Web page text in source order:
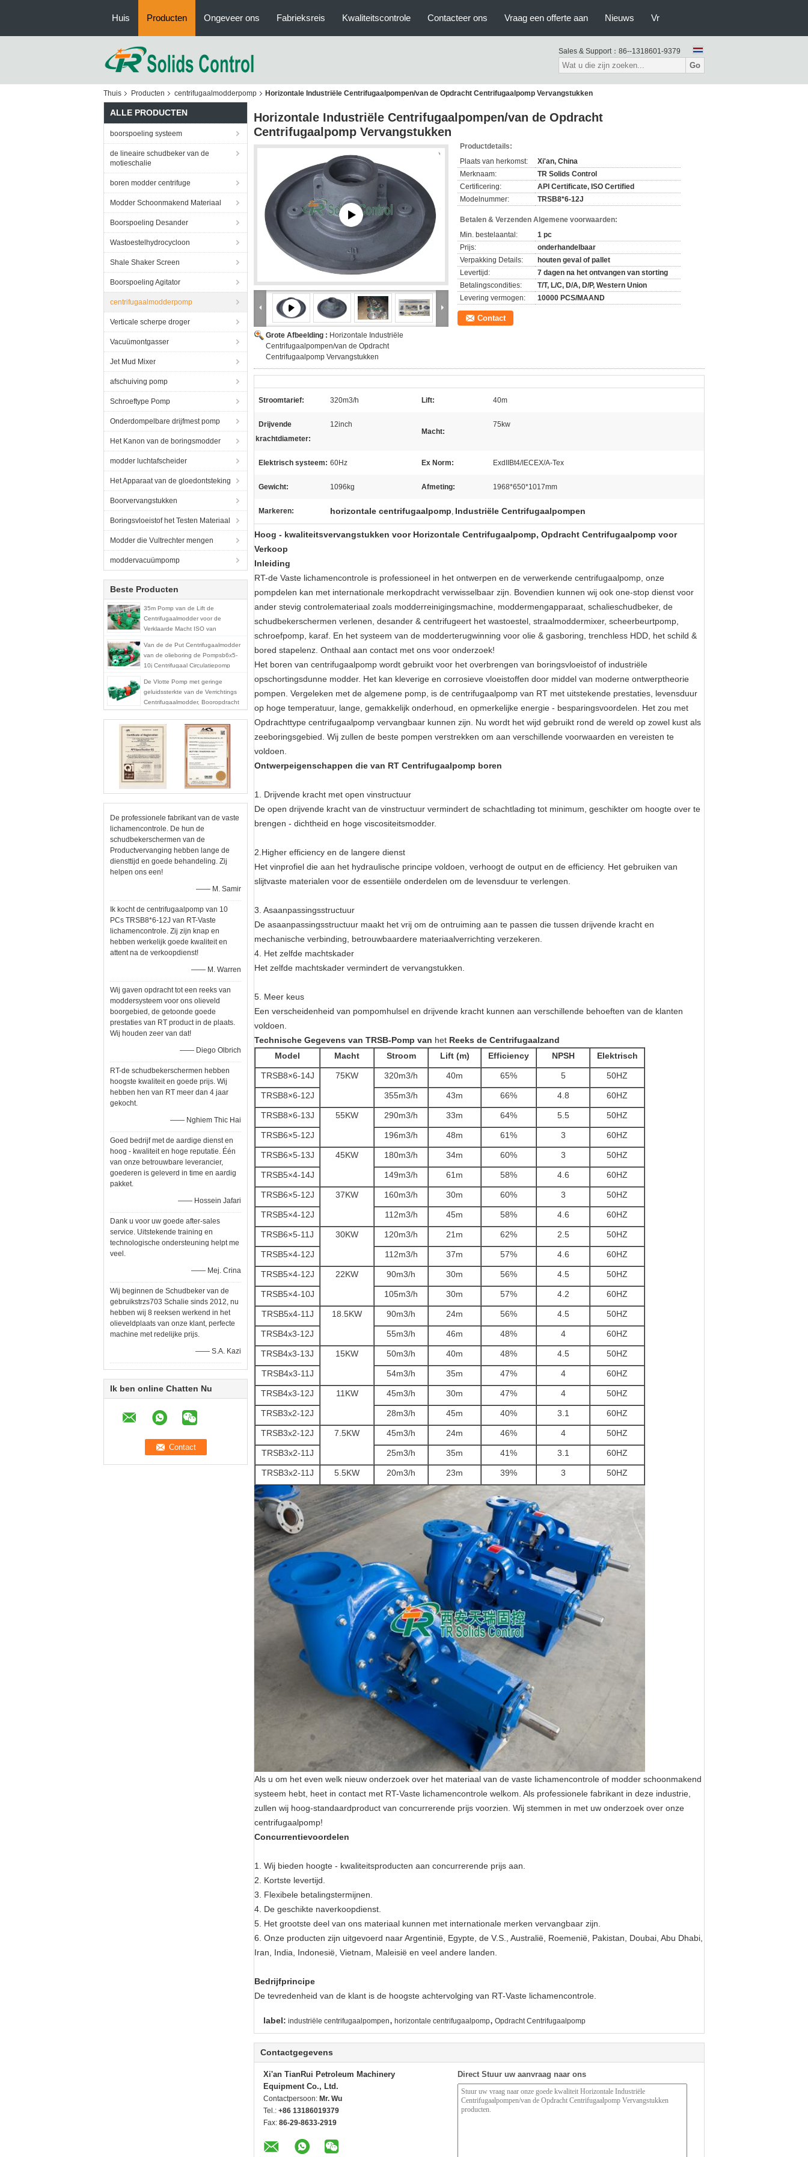
Huis Producten Ongeveer ons Fabrieksreis Kwaliteitscontrole Contacteer ons Vraag een offerte aan Nieuws Vr
Sales & Support： 86--1318601-9379
Go
Thuis Producten centrifugaalmodderpomp Horizontale Industriële Centrifugaalpompen/van de Opdracht Centrifugaalpomp Vervangstukken
ALLE PRODUCTEN
boorspoeling systeem
de lineaire schudbeker van de
motieschalie
boren modder centrifuge
Modder Schoonmakend Materiaal
Boorspoeling Desander
Wastoestelhydrocycloon
Shale Shaker Screen
Boorspoeling Agitator
centrifugaalmodderpomp
Verticale scherpe droger
Vacuümontgasser
Jet Mud Mixer
afschuiving pomp
Schroeftype Pomp
Onderdompelbare drijfmest pomp
Het Kanon van de boringsmodder
modder luchtafscheider
Het Apparaat van de gloedontsteking
Boorvervangstukken
Boringsvloeistof het Testen Materiaal
Modder die Vultrechter mengen
moddervacuümpomp
Beste Producten
35m Pomp van de Lift de
Centrifugaalmodder voor de
Verklaarde Macht ISO van
30kw
Van de de Put Centrifugaalmodder
van de olieboring de Pompsb6x5-
10j Centrifugaal Circulatiepomp
De Vlotte Pomp met geringe
geluidssterkte van de Verrichtings
Centrifugaalmodder, Booropdracht
Centrifugaalpomp
De professionele fabrikant van de vaste
lichamencontrole. De hun de
schudbekerschermen van de
Productvervanging hebben lange de
diensttijd en goede behandeling. Zij
helpen ons een!
—— M. Samir
Ik kocht de centrifugaalpomp van 10
PCs TRSB8*6-12J van RT-Vaste
lichamencontrole. Zij zijn knap en
hebben werkelijk goede kwaliteit en
attent na de verkoopdienst!
—— M. Warren
Wij gaven opdracht tot een reeks van
moddersysteem voor ons olieveld
boorgebied, de getoonde goede
prestaties van RT product in de plaats.
Wij houden zeer van dat!
—— Diego Olbrich
RT-de schudbekerschermen hebben
hoogste kwaliteit en goede prijs. Wij
hebben hen van RT meer dan 4 jaar
gekocht.
—— Nghiem Thic Hai
Goed bedrijf met de aardige dienst en
hoog - kwaliteit en hoge reputatie. Één
van onze betrouwbare leverancier,
goederen is geleverd in time en aardig
pakket.
—— Hossein Jafari
Dank u voor uw goede after-sales
service. Uitstekende training en
technologische ondersteuning helpt me
veel.
—— Mej. Crina
Wij beginnen de Schudbeker van de
gebruikstrzs703 Schalie sinds 2012, nu
hebben wij 8 reeksen werkend in het
olieveldplaats van onze klant, perfecte
machine met redelijke prijs.
—— S.A. Kazi
Ik ben online Chatten Nu
Horizontale Industriële Centrifugaalpompen/van de Opdracht
Centrifugaalpomp Vervangstukken
Grote Afbeelding : Horizontale Industriële
Centrifugaalpompen/van de Opdracht
Centrifugaalpomp Vervangstukken
Productdetails:
Plaats van herkomst:
Xi'an, China
Merknaam:
TR Solids Control
Certificering:
API Certificate, ISO Certified
Modelnummer:
TRSB8*6-12J
Betalen & Verzenden Algemene voorwaarden:
Min. bestelaantal:
1 pc
Prijs:
onderhandelbaar
Verpakking Details:
houten geval of pallet
Levertijd:
7 dagen na het ontvangen van storting
Betalingscondities:
T/T, L/C, D/A, D/P, Western Union
Levering vermogen:
10000 PCS/MAAND
Contact
Stroomtarief: 320m3/h Lift: 40m
Drijvende
krachtdiameter:
12inch
Macht:
75kw
Elektrisch systeem: 60Hz Ex Norm: ExdIIBt4/IECEX/A-Tex
Gewicht: 1096kg Afmeting: 1968*650*1017mm
Markeren: horizontale centrifugaalpomp, Industriële Centrifugaalpompen
Hoog - kwaliteitsvervangstukken voor Horizontale Centrifugaalpomp, Opdracht Centrifugaalpomp voor
Verkoop
Inleiding
RT-de Vaste lichamencontrole is professioneel in het ontwerpen en de verwerkende centrifugaalpomp, onze
pompdelen kan met internationale merkopdracht verwisselbaar zijn. Bovendien kunnen wij ook one-stop dienst voor
ander stevig controlemateriaal zoals modderreinigingsmachine, moddermengapparaat, schalieschudbeker, de
schudbekerschermen verlenen, desander & centrifugeert het wastoestel, straalmoddermixer, scheerbeurtpomp,
schroefpomp, karaf. En het systeem van de modderterugwinning voor olie & gasboring, trenchless HDD, het schild &
bored stapelenz. Onthaal aan contact met ons voor onderzoek!
Het boren van centrifugaalpomp wordt gebruikt voor het overbrengen van boringsvloeistof of industriële
opschortingsdunne modder. Het kan kleverige en corrosieve vloeistoffen door middel van moderne ontwerptheorie
pompen. Vergeleken met de algemene pomp, is de centrifugaalpomp van RT met uitstekende prestaties, levensduur
op hoge temperatuur, lange, gemakkelijk onderhoud, en opmerkelijke energie - besparingsvoordelen. Het zou met
Opdrachttype centrifugaalpomp vervangbaar kunnen zijn. Nu wordt het wijd gebruikt rond de wereld op zowel kust als
zeeboringsgebied. Wij zullen de beste pompen verstrekken om aan verschillende voorwaarden en vereisten te
voldoen.
Ontwerpeigenschappen die van RT Centrifugaalpomp boren
1. Drijvende kracht met open vinstructuur
De open drijvende kracht van de vinstructuur vermindert de schachtlading tot minimum, geschikter om hoogte over te
brengen - dichtheid en hoge viscositeitsmodder.
2.Higher efficiency en de langere dienst
Het vinprofiel die aan het hydraulische principe voldoen, verhoogt de output en de efficiency. Het gebruiken van
slijtvaste materialen voor de essentiële onderdelen om de levensduur te verlengen.
3. Asaanpassingsstructuur
De asaanpassingsstructuur maakt het vrij om de ontruiming aan te passen die tussen drijvende kracht en
mechanische verbinding, betrouwbaardere materiaalverrichting verzekeren.
4. Het zelfde machtskader
Het zelfde machtskader vermindert de vervangstukken.
5. Meer keus
Een verscheidenheid van pompomhulsel en drijvende kracht kunnen aan verschillende behoeften van de klanten
voldoen.
Technische Gegevens van TRSB-Pomp van het Reeks de Centrifugaalzand
Model
Macht Stroom Lift (m) Efficiency NPSH Elektrisch
TRSB8×6-14J 75KW 320m3/h 40m 65% 5 50HZ
TRSB8×6-12J 355m3/h 43m 66% 4.8 60HZ
TRSB8×6-13J 55KW 290m3/h 33m 64% 5.5 50HZ
TRSB6×5-12J 196m3/h 48m 61% 3 60HZ
TRSB6×5-13J 45KW 180m3/h 34m 60% 3 50HZ
TRSB5×4-14J 149m3/h 61m 58% 4.6 60HZ
TRSB6×5-12J 37KW 160m3/h 30m 60% 3 50HZ
TRSB5×4-12J 112m3/h 45m 58% 4.6 60HZ
TRSB6×5-11J 30KW 120m3/h 21m 62% 2.5 50HZ
TRSB5×4-12J 112m3/h 37m 57% 4.6 60HZ
TRSB5×4-12J 22KW 90m3/h 30m 56% 4.5 50HZ
TRSB5×4-10J 105m3/h 30m 57% 4.2 60HZ
TRSB5x4-11J 18.5KW 90m3/h 24m 56% 4.5 50HZ
TRSB4x3-12J 55m3/h 46m 48% 4 60HZ
TRSB4x3-13J 15KW 50m3/h 40m 48% 4.5 50HZ
TRSB4x3-11J 54m3/h 35m 47% 4 60HZ
TRSB4x3-12J 11KW 45m3/h 30m 47% 4 50HZ
TRSB3x2-12J 28m3/h 45m 40% 3.1 60HZ
TRSB3x2-12J 7.5KW 45m3/h 24m 46% 4 50HZ
TRSB3x2-11J 25m3/h 35m 41% 3.1 60HZ
TRSB3x2-11J 5.5KW 20m3/h 23m 39% 3 50HZ
Als u om het even welk nieuw onderzoek over het materiaal van de vaste lichamencontrole of modder schoonmakend
systeem hebt, heet in contact met RT-Vaste lichamencontrole welkom. Als professionele fabrikant in deze industrie,
zullen wij hoog-standaardproduct van concurrerende prijs voorzien. Wij stemmen in met uw onderzoek over onze
centrifugaalpomp!
Concurrentievoordelen
1. Wij bieden hoogte - kwaliteitsproducten aan concurrerende prijs aan.
2. Kortste levertijd.
3. Flexibele betalingstermijnen.
4. De geschikte naverkoopdienst.
5. Het grootste deel van ons materiaal kunnen met internationale merken vervangbaar zijn.
6. Onze producten zijn uitgevoerd naar Argentinië, Egypte, de V.S., Australië, Roemenië, Pakistan, Doubai, Abu Dhabi,
Iran, India, Indonesië, Vietnam, Maleisië en veel andere landen.
Bedrijfprincipe
De tevredenheid van de klant is de hoogste achtervolging van RT-Vaste lichamencontrole.
label: industriële centrifugaalpompen, horizontale centrifugaalpomp, Opdracht Centrifugaalpomp
Contactgegevens
Xi'an TianRui Petroleum Machinery
Equipment Co., Ltd.
Contactpersoon: Mr. Wu
Tel.: +86 13186019379
Fax: 86-29-8633-2919
Direct Stuur uw aanvraag naar ons